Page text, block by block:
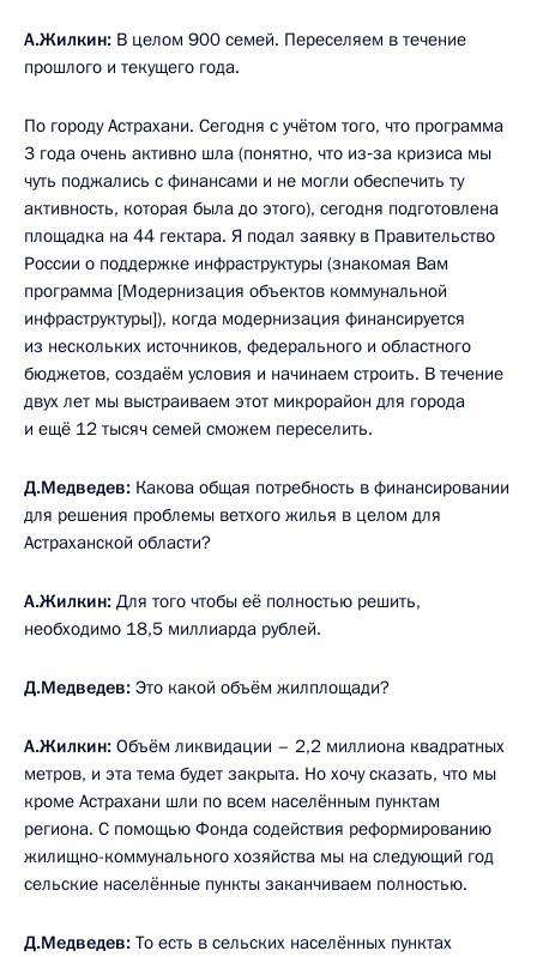
А.Жилкин: В целом 900 семей. Переселяем в течение
прошлого и текущего года.
По городу Астрахани. Сегодня с учётом того, что программа
3 года очень активно шла (понятно, что из‑за кризиса мы
чуть поджались с финансами и не могли обеспечить ту
активность, которая была до этого), сегодня подготовлена
площадка на 44 гектара. Я подал заявку в Правительство
России о поддержке инфраструктуры (знакомая Вам
программа [Модернизация объектов коммунальной
инфраструктуры]), когда модернизация финансируется
из нескольких источников, федерального и областного
бюджетов, создаём условия и начинаем строить. В течение
двух лет мы выстраиваем этот микрорайон для города
и ещё 12 тысяч семей сможем переселить.
Д.Медведев: Какова общая потребность в финансировании
для решения проблемы ветхого жилья в целом для
Астраханской области?
А.Жилкин: Для того чтобы её полностью решить,
необходимо 18,5 миллиарда рублей.
Д.Медведев: Это какой объём жилплощади?
А.Жилкин: Объём ликвидации – 2,2 миллиона квадратных
метров, и эта тема будет закрыта. Но хочу сказать, что мы
кроме Астрахани шли по всем населённым пунктам
региона. С помощью Фонда содействия реформированию
жилищно-коммунального хозяйства мы на следующий год
сельские населённые пункты заканчиваем полностью.
Д.Медведев: То есть в сельских населённых пунктах